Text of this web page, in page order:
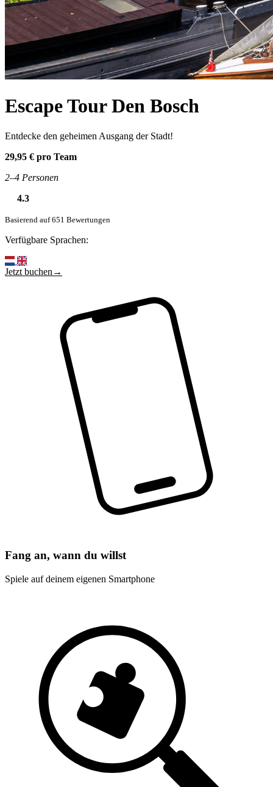
Escape Tour Den Bosch
Entdecke den geheimen Ausgang der Stadt!
29,95 € pro Team
2–4 Personen
4.3
Basierend auf 651 Bewertungen
Verfügbare Sprachen:
Jetzt buchen→
Fang an, wann du willst
Spiele auf deinem eigenen Smartphone